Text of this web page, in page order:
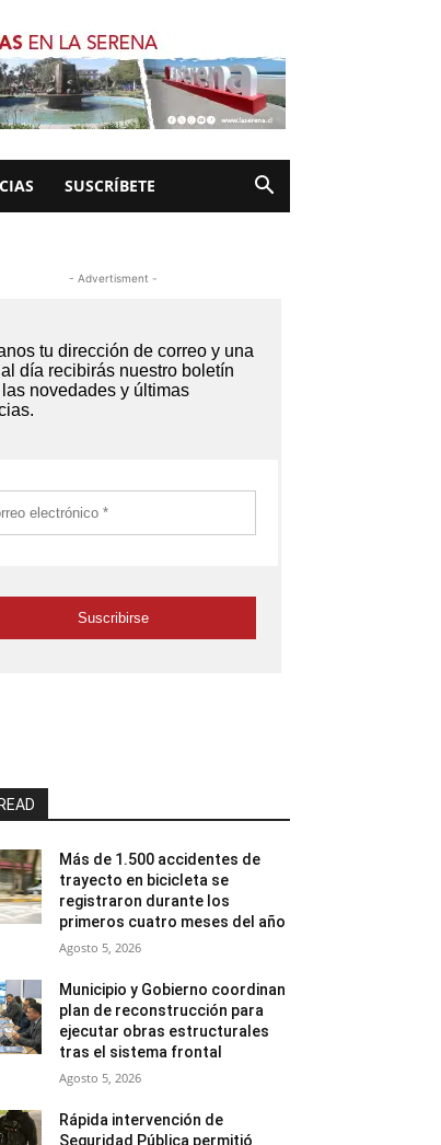
SUSCRÍBETE
- Advertisment -
Más de 1.500 accidentes de
trayecto en bicicleta se
registraron durante los
primeros cuatro meses del año
Agosto 5, 2026
Municipio y Gobierno coordinan
plan de reconstrucción para
ejecutar obras estructurales
tras el sistema frontal
Agosto 5, 2026
Rápida intervención de
Seguridad Pública permitió